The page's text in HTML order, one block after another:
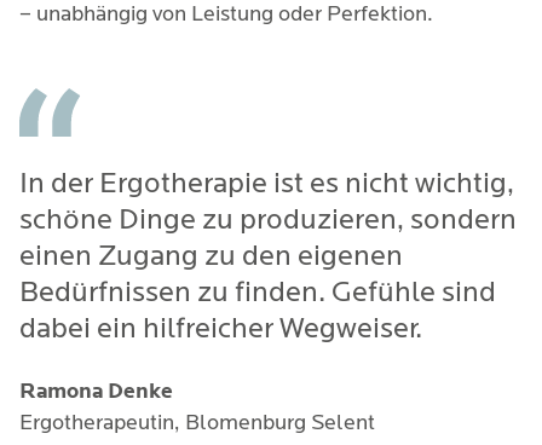
– unabhängig von Leistung oder Perfektion.
In der Ergotherapie ist es nicht wichtig,
schöne Dinge zu produzieren, sondern
einen Zugang zu den eigenen
Bedürfnissen zu finden. Gefühle sind
dabei ein hilfreicher Wegweiser.
Ramona Denke
Ergotherapeutin, Blomenburg Selent